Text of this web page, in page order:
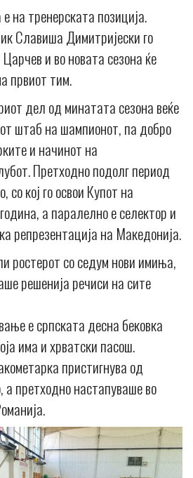
на тренерската позиција.
Славиша Димитријески го
и во новата сезона ќе
првиот тим.
дел од минатата сезона веќе
штаб на шампионот, па добро
и начинот на
Претходно подолг период
со кој го освои Купот на
а паралелно е селектор и
репрезентација на Македонија.
ростерот со седум нови имиња,
решенија речиси на сите
е српската десна бековка
има и хрватски пасош.
пристигнува од
а претходно настапуваше во